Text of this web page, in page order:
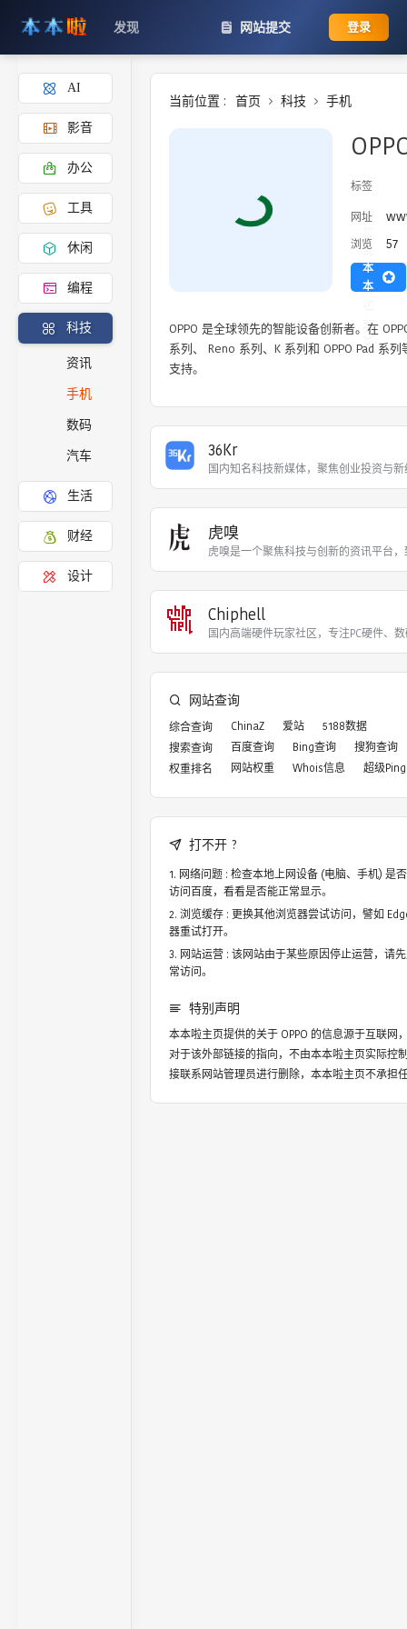
发现 网站提交 登录
AI
影音
办公
工具
休闲
编程
科技
资讯
手机
数码
汽车
生活
财经
设计
当前位置 : 首页 科技 手机
标签
网址
浏览 57
添
到
本
本
主
页
OPPO 是全球领先的智能设备创新者。在
系列、 Reno 系列、K 系列和 OPPO Pad 系
支持。
36Kr
国内知名科技新媒体，聚焦创业投资与
虎嗅
虎嗅是一个聚焦科技与创新的资讯平台
Chiphell
国内高端硬件玩家社区，专注PC硬件、
网站查询
综合查询 ChinaZ 爱站
5188数据
搜索查询
百度查询 Bing查询
搜狗查询
权重排名
网站权重 Whois信息 超级Ping
打不开 ?
网络问题 : 检查本地上网设备 (电脑、手机) 是
访问百度，看看是否能正常显示。
浏览缓存 : 更换其他浏览器尝试访问，譬如
器重试打开。
网站运营 : 该网站由于某些原因停止运营，请
常访问。
特别声明
本本啦主页提供的关于 OPPO 的信息源于互联网
对于该外部链接的指向，不由本本啦主页实际控
接联系网站管理员进行删除，本本啦主页不承担